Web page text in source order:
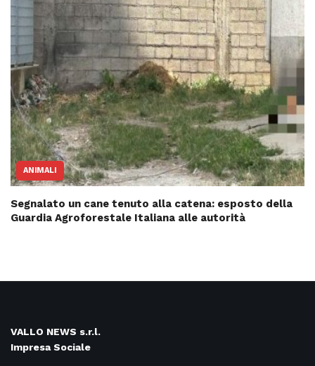
ANIMALI
Segnalato un cane tenuto alla catena: esposto della
Guardia Agroforestale Italiana alle autorità
VALLO NEWS s.r.l.
Impresa Sociale